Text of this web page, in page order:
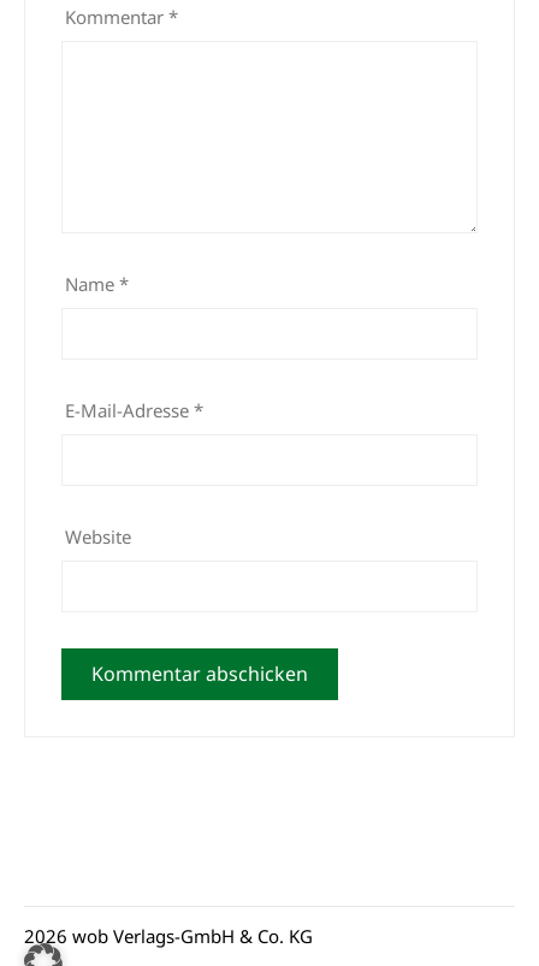
Kommentar *
Name *
E-Mail-Adresse *
Website
2026 wob Verlags-GmbH & Co. KG